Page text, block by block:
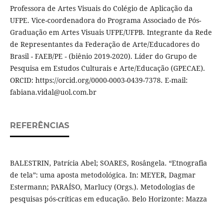
Professora de Artes Visuais do Colégio de Aplicação da
UFPE. Vice-coordenadora do Programa Associado de Pós-
Graduação em Artes Visuais UFPE/UFPB. Integrante da Rede
de Representantes da Federação de Arte/Educadores do
Brasil - FAEB/PE - (biênio 2019-2020). Líder do Grupo de
Pesquisa em Estudos Culturais e Arte/Educação (GPECAE).
ORCID: https://orcid.org/0000-0003-0439-7378. E-mail:
fabiana.vidal@uol.com.br
REFERÊNCIAS
BALESTRIN, Patrícia Abel; SOARES, Rosângela. “Etnografia
de tela”: uma aposta metodológica. In: MEYER, Dagmar
Estermann; PARAÍSO, Marlucy (Orgs.). Metodologias de
pesquisas pós-críticas em educação. Belo Horizonte: Mazza